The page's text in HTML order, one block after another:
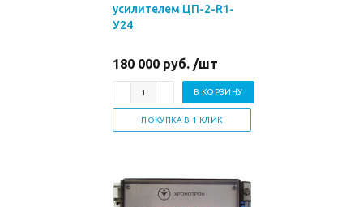
усилителем ЦП-2-R1-
У24
180 000 руб. /шт
В КОРЗИНУ
ПОКУПКА В 1 КЛИК